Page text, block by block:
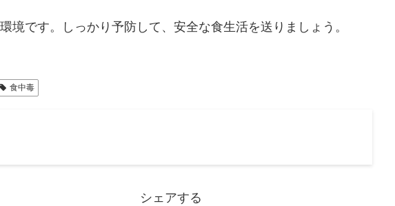
境です。しっかり予防して、安全な食生活を送りましょう。
食中毒
シェアする